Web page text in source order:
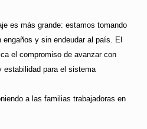
es más grande: estamos tomando
y sin endeudar al país. El
el compromiso de avanzar con
para el sistema
a las familias trabajadoras en